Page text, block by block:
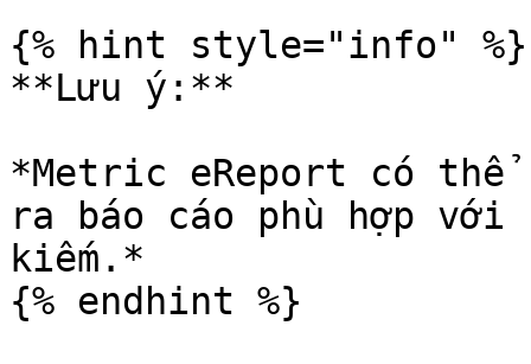
{% hint style="info" %}
**Lưu ý:**
*Metric eReport có thể
ra báo cáo phù hợp với
kiếm.*
{% endhint %}